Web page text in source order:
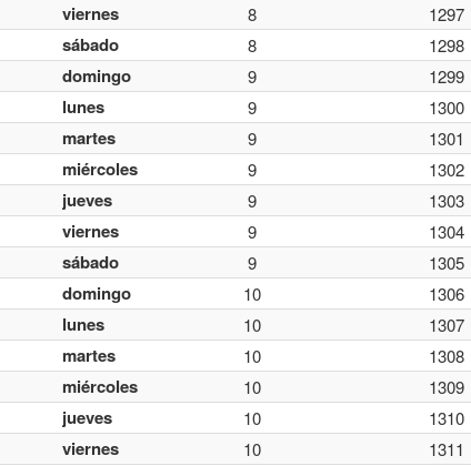
viernes 8 1297
sábado 8 1298
domingo 9 1299
lunes 9 1300
martes 9 1301
miércoles 9 1302
jueves 9 1303
viernes 9 1304
sábado 9 1305
domingo 10 1306
lunes 10 1307
martes 10 1308
miércoles 10 1309
jueves 10 1310
viernes 10 1311